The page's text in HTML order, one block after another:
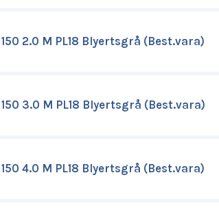
2.0 M PL18 Blyertsgrå (Best.vara)
3.0 M PL18 Blyertsgrå (Best.vara)
4.0 M PL18 Blyertsgrå (Best.vara)